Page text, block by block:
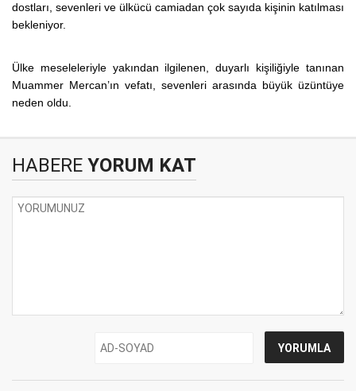
dostları, sevenleri ve ülkücü camiadan çok sayıda kişinin katılması
bekleniyor.
Ülke meseleleriyle yakından ilgilenen, duyarlı kişiliğiyle tanınan
Muammer Mercan’ın vefatı, sevenleri arasında büyük üzüntüye
neden oldu.
HABERE YORUM KAT